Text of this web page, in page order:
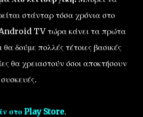
στάνταρ τόσα χρόνια στο
TV τώρα κάνει τα πρώτα
δούμε πολλές τέτοιες βασικές
θα χρειαστούν όσοι αποκτήσουν
στο Play Store.